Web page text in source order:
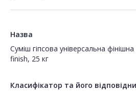
Назва
Суміш гіпсова універсальна
finish, 25 кг
Класифікатор та його